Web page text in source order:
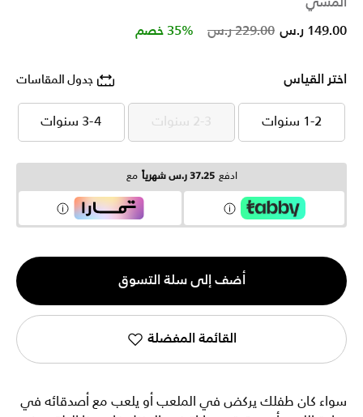
Price reduced from
229.00 ر.س to 149.00 ر.س 35% خصم
اختر القياس جدول المقاسات
1-2 سنوات 1-2 سنوات 2-3 سنوات 2-3 سنوات 3-4 سنوات 3-4 سنوات
ادفع 37.25 ر.س شهرياً مع
الكمية
1
أضف إلى سلة التسوق
القائمة المفضلة
سواء كان طفلك يركض في الملعب أو يلعب مع أصدقائه في